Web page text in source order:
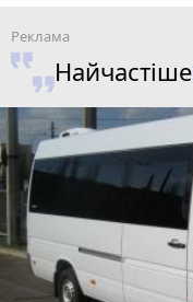
Найчастіше